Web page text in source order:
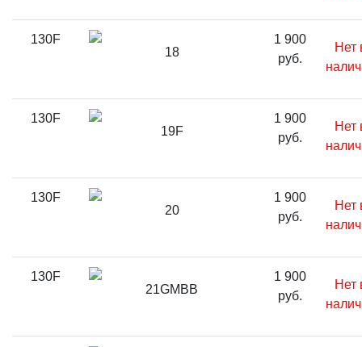
130F
18
1 900
руб.
Нет
130F
19F
1 900
руб.
Нет
130F
20
1 900
руб.
Нет
130F
21GMBB
1 900
руб.
Нет